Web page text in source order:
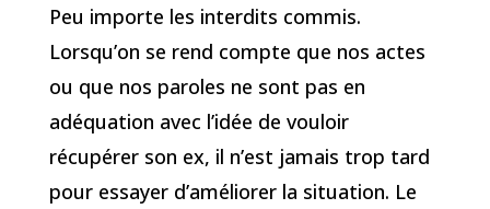
Peu importe les interdits commis.
Lorsqu’on se rend compte que nos actes
ou que nos paroles ne sont pas en
adéquation avec l’idée de vouloir
récupérer son ex, il n’est jamais trop tard
pour essayer d’améliorer la situation. Le